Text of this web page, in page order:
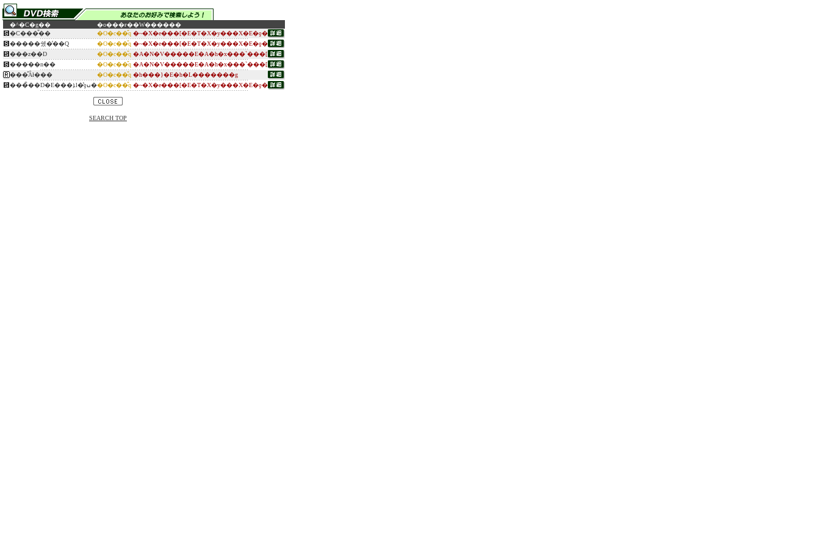
�^�C�g�� �o���ғ��W������
�C���̐��
�O�c��̎q �~�X�e���[�E�T�X�y���X�E�ƍ�
�����쉤�̕��Q
�O�c��̎q �~�X�e���[�E�T�X�y���X�E�ƍ�
���z��D
�O�c��̎q �A�N�V�����E�A�h�x���`���[
�����n��
�O�c��̎q �A�N�V�����E�A�h�x���`���[
���̂Ȃł���
�O�c��̎q �h���}�E�h�L�������g
���̏��D�E���ܐl�̔ƍߎ��O�c��̎q �~�X�e���[�E�T�X�y���X�E�ƍ�
SEARCH TOP